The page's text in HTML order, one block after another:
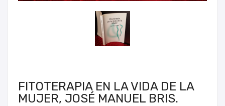
FITOTERAPIA EN LA VIDA DE LA
MUJER, JOSÉ MANUEL BRIS.